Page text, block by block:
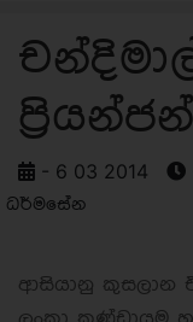
ප්‍රියන්ජන්
- 6 03 2014
ධර්මසේන
ආසියානු කුසලාන